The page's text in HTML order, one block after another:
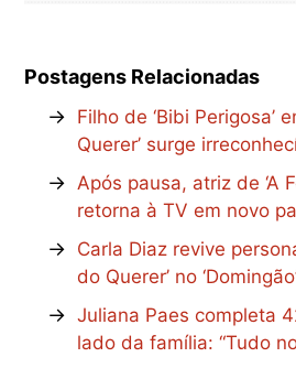
Postagens Relacionadas
→ Filho de ‘Bibi Perigosa’
Querer’ surge
→ Após pausa, atriz de ‘A
retorna à TV em novo
→ Carla Diaz revive
do Querer’ no
→ Juliana Paes completa
lado da família: “Tudo